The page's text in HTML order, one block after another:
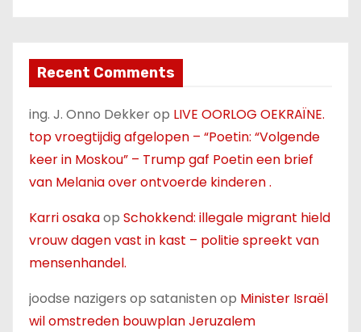
Recent Comments
ing. J. Onno Dekkerop LIVE OORLOG OEKRAÏNE.
top vroegtijdig afgelopen – “Poetin: “Volgende
keer in Moskou” – Trump gaf Poetin een brief
van Melania over ontvoerde kinderen .
Karri osakaop Schokkend: illegale migrant hield
vrouw dagen vast in kast – politie spreekt van
mensenhandel.
joodse nazigers op satanisten op Minister Israël
wil omstreden bouwplan Jeruzalem